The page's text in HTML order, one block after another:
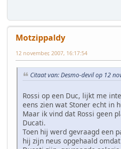
Motzippaldy
12 november, 2007, 16:17:54
Citaat van: Desmo-devil op 12
Rossi op een Duc, lijkt me
eens zien wat Stoner echt in
Maar ik vind dat Rossi geen
Ducati.
Toen hij werd gevraagd een
hij zijn neus opgehaald omdat